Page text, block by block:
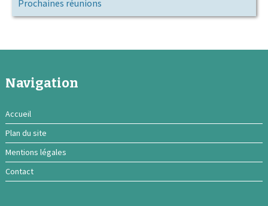
Prochaines réunions
Navigation
Accueil
Plan du site
Mentions légales
Contact